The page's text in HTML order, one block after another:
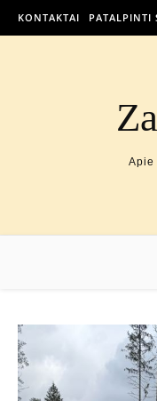
KONTAKTAI PATALPINTI
Apie